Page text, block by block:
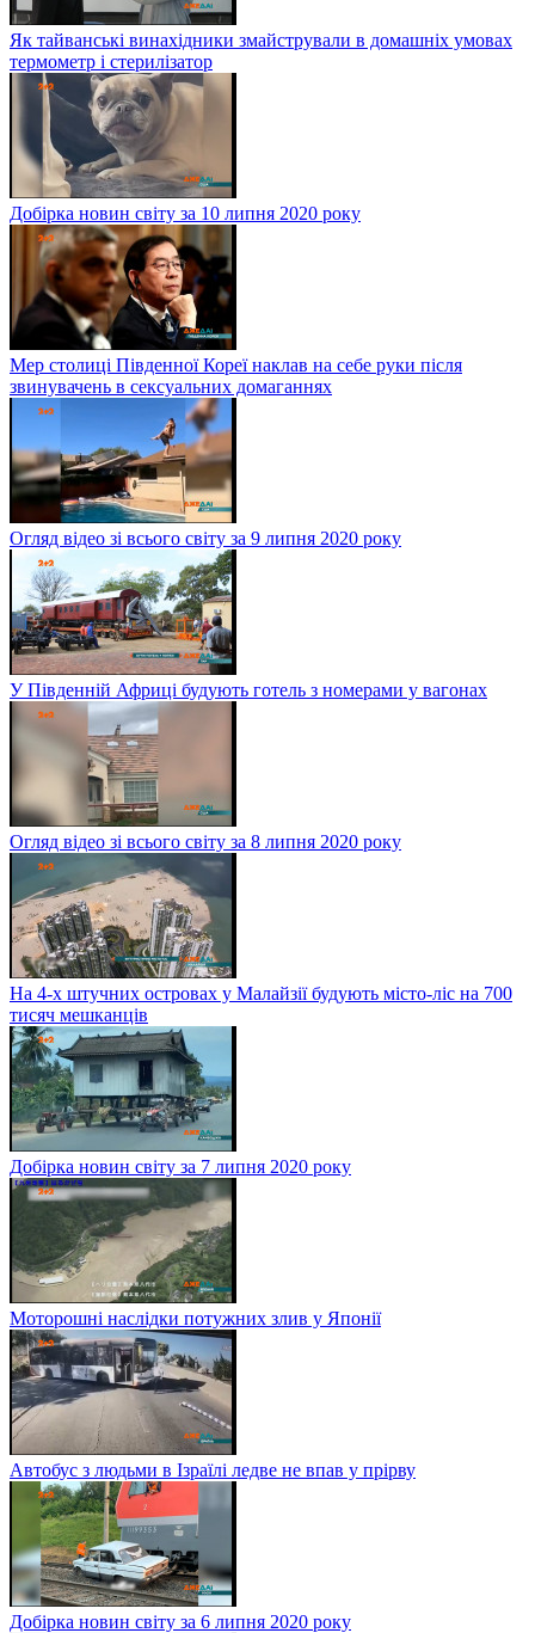
Як тайванські винахідники змайстрували в домашніх умовах
термометр і стерилізатор
Добірка новин світу за 10 липня 2020 року
Мер столиці Південної Кореї наклав на себе руки після
звинувачень в сексуальних домаганнях
Огляд відео зі всього світу за 9 липня 2020 року
У Південній Африці будують готель з номерами у вагонах
Огляд відео зі всього світу за 8 липня 2020 року
На 4-х штучних островах у Малайзії будують місто-ліс на 700
тисяч мешканців
Добірка новин світу за 7 липня 2020 року
Моторошні наслідки потужних злив у Японії
Автобус з людьми в Ізраїлі ледве не впав у прірву
Добірка новин світу за 6 липня 2020 року